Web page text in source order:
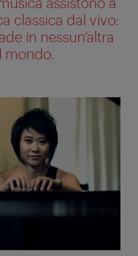
classica dal vivo:
in nessun’altra
mondo.